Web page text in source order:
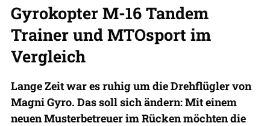
Gyrokopter M-16 Tandem
Trainer und MTOsport im
Vergleich
Lange Zeit war es ruhig um die Drehflügler von
Magni Gyro. Das soll sich ändern: Mit einem
neuen Musterbetreuer im Rücken möchten die